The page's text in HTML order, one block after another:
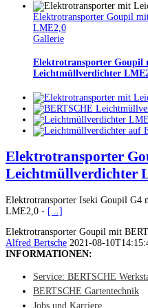
Elektrotransporter Goupil
LME2,0
Gallerie
Elektrotransporter Goupil
Leichtmüllverdichter
Elektrotransporter
Leichtmüllverdichter
Elektrotransporter Iseki Goupil G4
LME2,0 - [...]
Elektrotransporter Goupil mit
Alfred Bertsche 2021-08-
INFORMATIONEN:
Service: BERTSCHE
BERTSCHE Gartentechnik
Jobs und Karriere